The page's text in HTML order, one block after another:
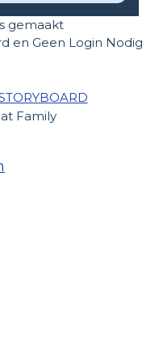
gemaakt
en Geen Login Nodig